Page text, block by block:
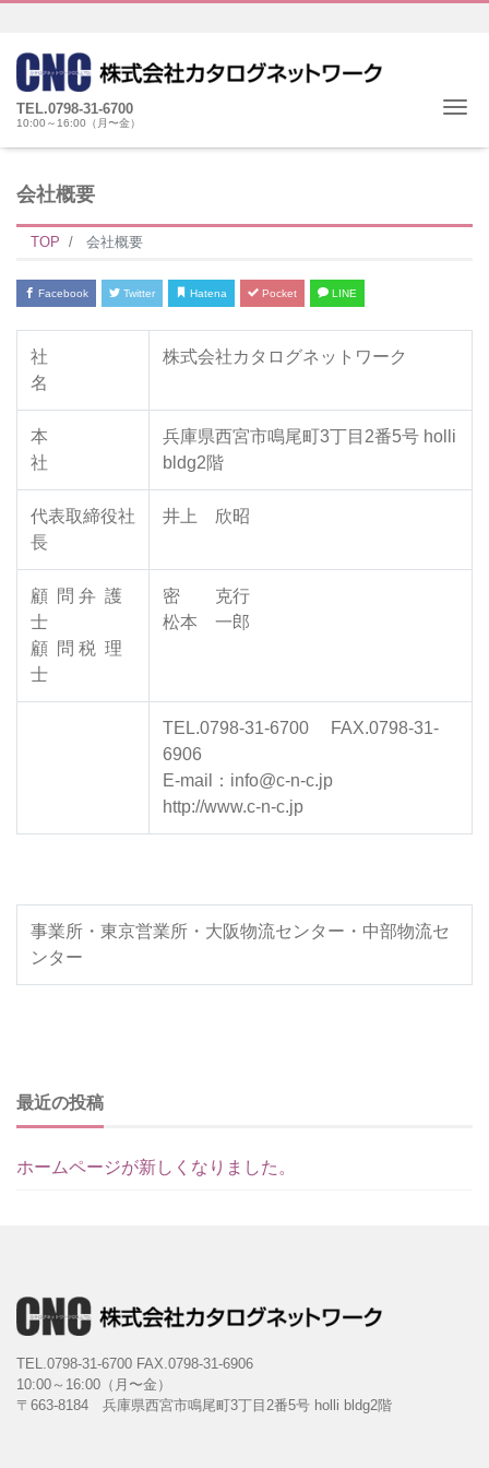
TEL.0798-31-6700
10:00～16:00（月〜金）
会社概要
TOP 会社概要
Facebook Twitter Hatena Pocket LINE
社
名
株式会社カタログネットワーク
本
社
兵庫県西宮市鳴尾町3丁目2番5号 holli
bldg2階
代表取締役社
長
井上 欣昭
顧 問 弁 護
士
顧 問 税 理
士
密 克行
松本 一郎
TEL.0798-31-6700 FAX.0798-31-
6906
E-mail：info@c-n-c.jp
http://www.c-n-c.jp
事業所・東京営業所・大阪物流センター・中部物流セ
ンター
最近の投稿
ホームページが新しくなりました。
TEL.0798-31-6700 FAX.0798-31-6906
10:00～16:00（月〜金）
〒663-8184 兵庫県西宮市鳴尾町3丁目2番5号 holli bldg2階